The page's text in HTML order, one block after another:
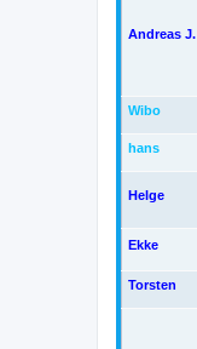
Andreas J.
Wibo
hans
Helge
Ekke
Torsten